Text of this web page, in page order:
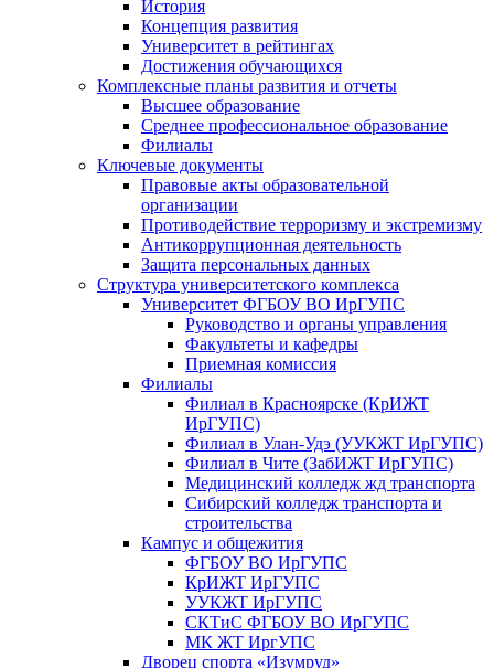
История
Концепция развития
Университет в рейтингах
Достижения обучающихся
Комплексные планы развития и отчеты
Высшее образование
Среднее профессиональное образование
Филиалы
Ключевые документы
Правовые акты образовательной
организации
Противодействие терроризму и экстремизму
Антикоррупционная деятельность
Защита персональных данных
Структура университетского комплекса
Университет ФГБОУ ВО ИрГУПС
Руководство и органы управления
Факультеты и кафедры
Приемная комиссия
Филиалы
Филиал в Красноярске (КрИЖТ
ИрГУПС)
Филиал в Улан-Удэ (УУКЖТ ИрГУПС)
Филиал в Чите (ЗабИЖТ ИрГУПС)
Медицинский колледж жд транспорта
Сибирский колледж транспорта и
строительства
Кампус и общежития
ФГБОУ ВО ИрГУПС
КрИЖТ ИрГУПС
УУКЖТ ИрГУПС
СКТиС ФГБОУ ВО ИрГУПС
МК ЖТ ИргУПС
Дворец спорта «Изумруд»